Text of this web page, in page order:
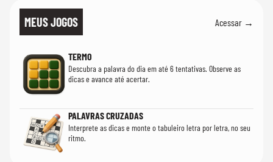
MEUS JOGOS Acessar →
TERMO
Descubra a palavra do dia em até 6 tentativas. Observe as
dicas e avance até acertar.
PALAVRAS CRUZADAS
Interprete as dicas e monte o tabuleiro letra por letra, no seu
ritmo.